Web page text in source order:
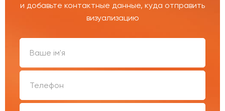
и добавьте контактные данные, куда отправить
визуализацию